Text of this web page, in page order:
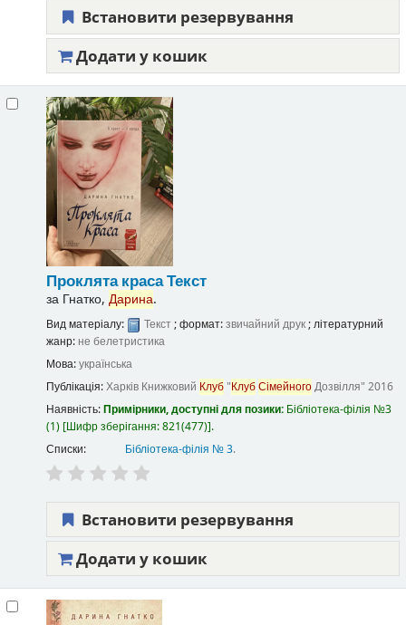
Встановити резервування
Додати у кошик
Проклята красаТекст
за Гнатко, Дарина.
Вид матеріалу: Текст; формат:звичайний друк; літературний
жанр: не белетристика
Мова:українська
Публікація:Харків Книжковий Клуб"КлубСімейногоДозвілля" 2016
Наявність:Примірники, доступні для позики: Бібліотека-філія №3
(1) Шифр зберігання:821(477) .
Списки:
Бібліотека-філія № 3.
Встановити резервування
Додати у кошик